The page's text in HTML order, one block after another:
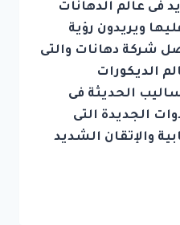
فى عالم الدهانات
ويريدون رؤية
شركة دهانات والتى
الديكورات
الحديثة فى
الجديدة التى
والإتقان الشديد